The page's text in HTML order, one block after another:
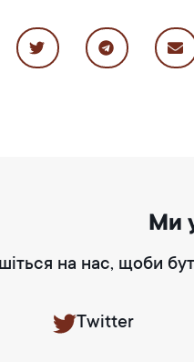
Ми
на нас, щоби
Twitter